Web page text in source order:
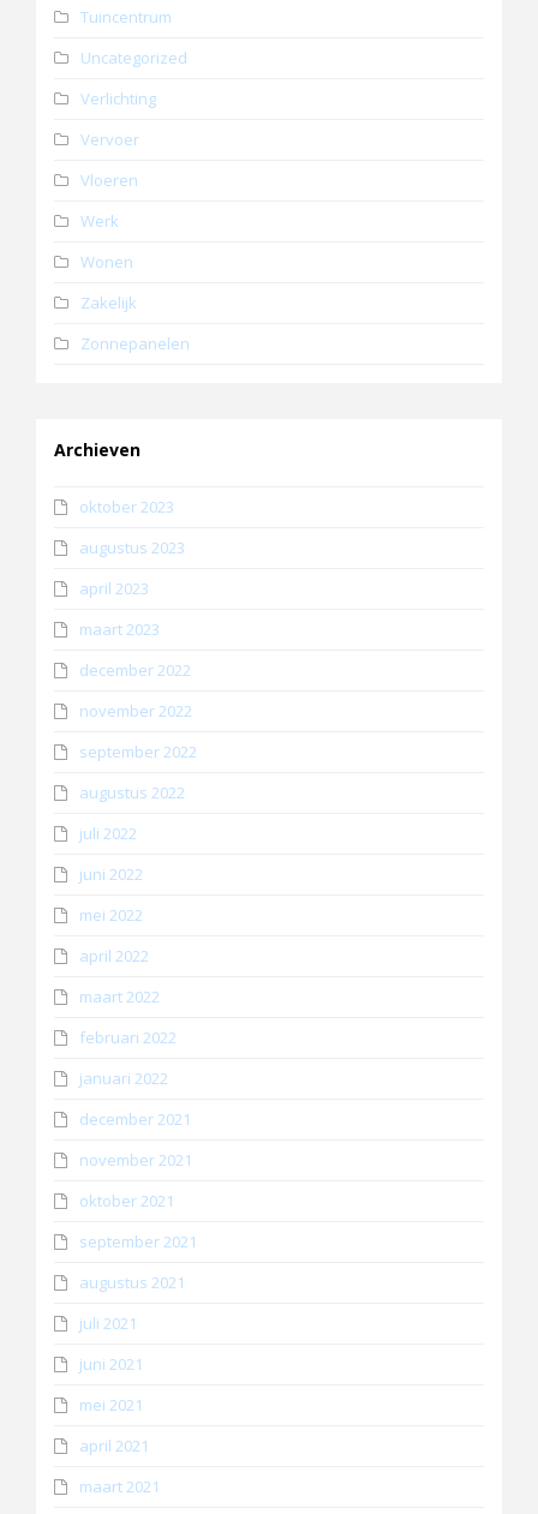
Tuincentrum
Uncategorized
Verlichting
Vervoer
Vloeren
Werk
Wonen
Zakelijk
Zonnepanelen
Archieven
oktober 2023
augustus 2023
april 2023
maart 2023
december 2022
november 2022
september 2022
augustus 2022
juli 2022
juni 2022
mei 2022
april 2022
maart 2022
februari 2022
januari 2022
december 2021
november 2021
oktober 2021
september 2021
augustus 2021
juli 2021
juni 2021
mei 2021
april 2021
maart 2021